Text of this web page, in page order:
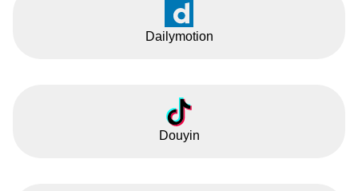
Dailymotion
Douyin